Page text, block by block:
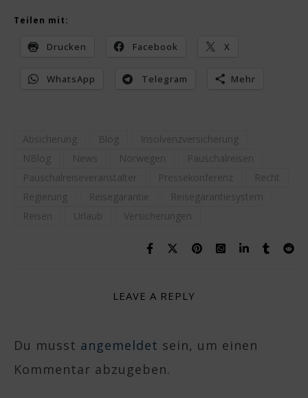
Teilen mit:
Drucken Facebook X
WhatsApp Telegram Mehr
Absicherung Blog
Insolvenzversicherung
NBlog
News Norwegen
Pauschalreisen
Pauschalreiseveranstalter
Pressekonferenz
Recht
Regierung
Reisegarantie
Reisegarantiesystem
Reisen
Urlaub Versicherungen
LEAVE A REPLY
Du musst angemeldet sein, um einen
Kommentar abzugeben.